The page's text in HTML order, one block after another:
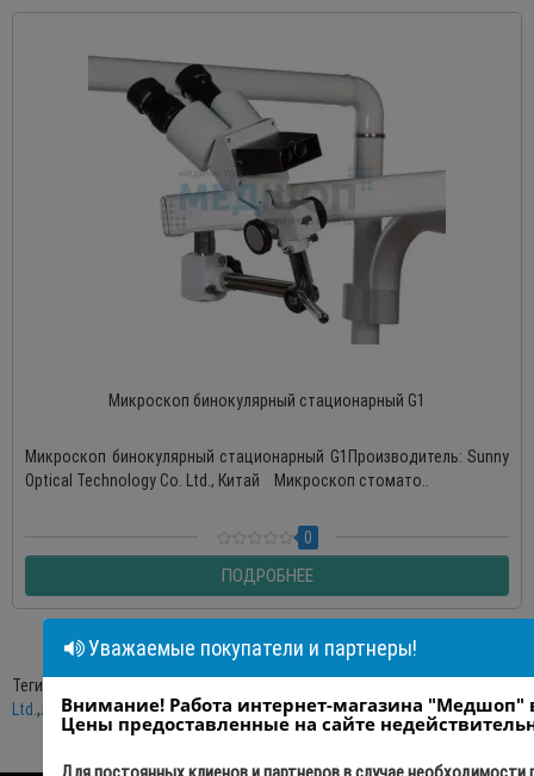
Микроскоп бинокулярный стационарный G1
Микроскоп бинокулярный стационарный G1Производитель: Sunny
Optical Technology Co. Ltd., Китай Микроскоп стомато..
0
ПОДРОБНЕЕ
Теги:
Ltd.,Лабораторная диагностика,Микроскопы
Уважаемые покупатели и партнеры!
Внимание! Работа интернет-магазина "Медшоп"
Цены предоставленные на сайте